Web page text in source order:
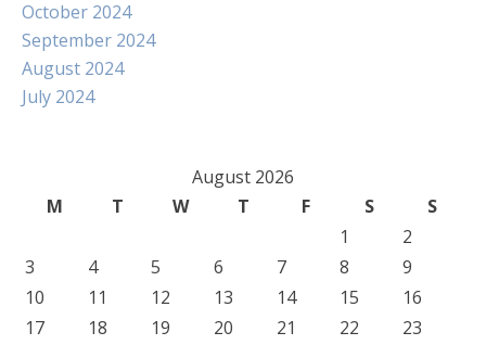
October 2024
September 2024
August 2024
July 2024
August 2026
M
T W T F S
S
1
2
3
4 5 6 7 8
9
10
11 12 13 14 15
16
17
18 19 20 21 22
23